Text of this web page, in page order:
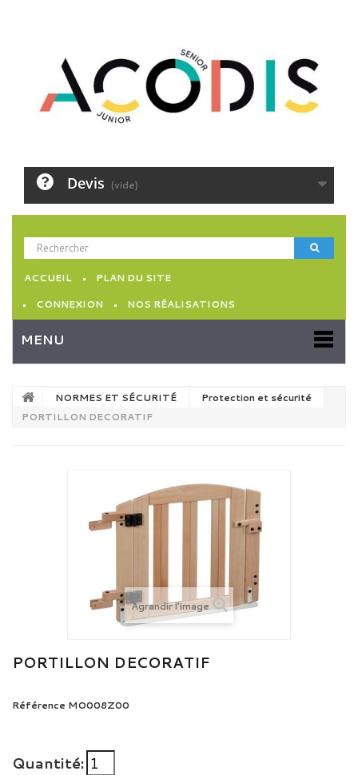
Devis (vide)
ACCUEIL
PLAN DU SITE
CONNEXION
NOS RÉALISATIONS
MENU
NORMES ET SÉCURITÉ
Protection et sécurité
PORTILLON DECORATIF
Agrandir l'image
PORTILLON DECORATIF
Référence MO008Z00
Quantité: